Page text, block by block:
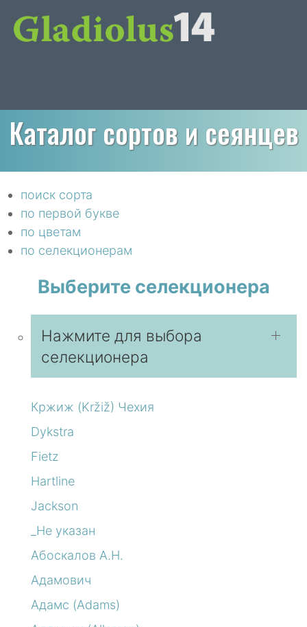
Каталог сортов и сеянцев
поиск сорта
по первой букве
по цветам
по селекционерам
Выберите селекционера
Нажмите для выбора
селекционера
Кржиж (Kržiž) Чехия
Dykstra
Fietz
Hartline
Jackson
_Не указан
Абоскалов А.Н.
Адамович
Адамс (Adams)